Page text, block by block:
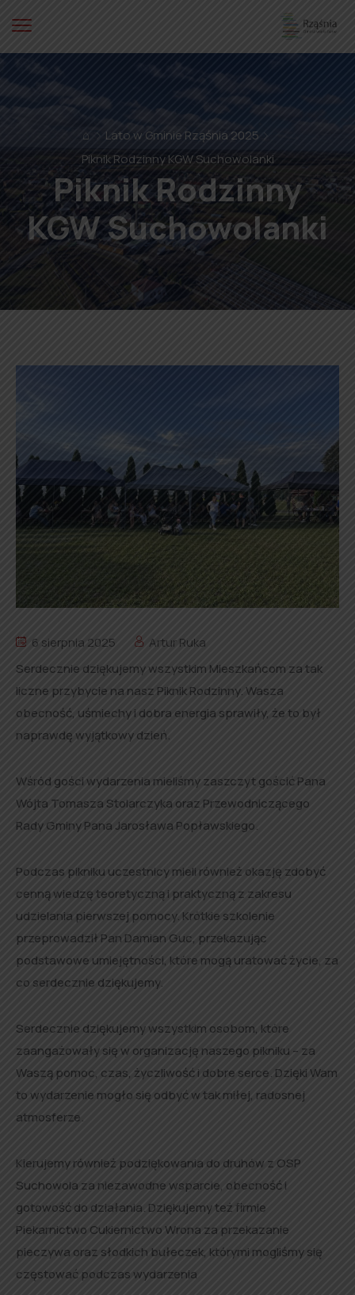
⌂
Lato w Gminie Rząśnia 2025
Piknik Rodzinny KGW Suchowolanki
Piknik Rodzinny
KGW Suchowolanki
6 sierpnia 2025
Artur Ruka
Serdecznie dziękujemy wszystkim Mieszkańcom za tak
liczne przybycie na nasz Piknik Rodzinny. Wasza
obecność, uśmiechy i dobra energia sprawiły, że to był
naprawdę wyjątkowy dzień.
Wśród gości wydarzenia mieliśmy zaszczyt gościć Pana
Wójta Tomasza Stolarczyka oraz Przewodniczącego
Rady Gminy Pana Jarosława Popławskiego.
Podczas pikniku uczestnicy mieli również okazję zdobyć
cenną wiedzę teoretyczną i praktyczną z zakresu
udzielania pierwszej pomocy. Krótkie szkolenie
przeprowadził Pan Damian Guc, przekazując
podstawowe umiejętności, które mogą uratować życie, za
co serdecznie dziękujemy.
Serdecznie dziękujemy wszystkim osobom, które
zaangażowały się w organizację naszego pikniku – za
Waszą pomoc, czas, życzliwość i dobre serce. Dzięki Wam
to wydarzenie mogło się odbyć w tak miłej, radosnej
atmosferze.
Kierujemy również podziękowania do druhów z OSP
Suchowola za niezawodne wsparcie, obecność i
gotowość do działania. Dziękujemy też firmie
Piekarnictwo Cukiernictwo Wrona za przekazanie
pieczywa oraz słodkich bułeczek, którymi mogliśmy się
częstować podczas wydarzenia